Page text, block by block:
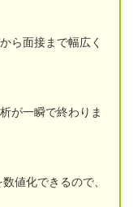
ら面接まで幅広く
が一瞬で終わりま
値化できるので、